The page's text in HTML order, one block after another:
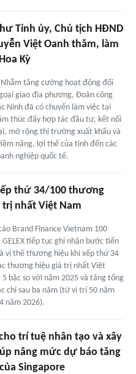
Tỉnh ủy, Chủ tịch HĐND
Việt Oanh thăm, làm
Kỳ
Nhằm tăng cường hoạt động đối
giao địa phương, Đoàn công
Ninh đã có chuyến làm việc tại
thúc đẩy hợp tác đầu tư, kết nối
mở rộng thị trường xuất khẩu và
năng, lợi thế của tỉnh đến các
nghiệp quốc tế.
thứ 34/100 thương
trị nhất Việt Nam
Brand Finance Vietnam 100
GELEX tiếp tục ghi nhận bước tiến
vị thế thương hiệu khi xếp thứ 34
thương hiệu giá trị nhất Việt
bậc so với năm 2025 và tăng tổng
chỉ sau ba năm (từ vị trí 50 năm
năm 2026).
trí tuệ nhân tạo và xây
nâng mức dự báo tăng
Singapore